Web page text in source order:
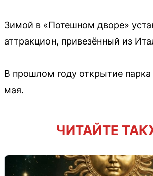
Зимой в «Потешном дворе»
аттракцион, привезённый из
В прошлом году открытие парка
мая.
ЧИТАЙТЕ